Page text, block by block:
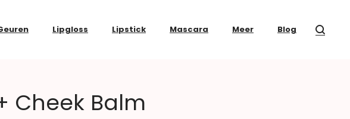
Lipgloss Lipstick Mascara Meer Blog
Cheek Balm